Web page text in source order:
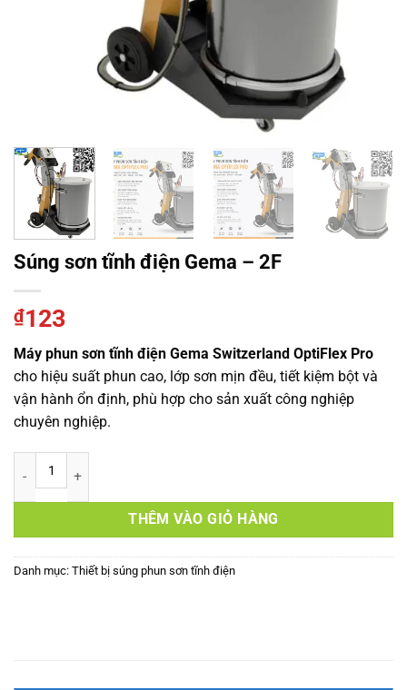
Súng sơn tĩnh điện Gema – 2F
₫123
Máy phun sơn tĩnh điện Gema Switzerland OptiFlex Pro
cho hiệu suất phun cao, lớp sơn mịn đều, tiết kiệm bột và
vận hành ổn định, phù hợp cho sản xuất công nghiệp
chuyên nghiệp.
THÊM VÀO GIỎ HÀNG
Danh mục: Thiết bị súng phun sơn tĩnh điện